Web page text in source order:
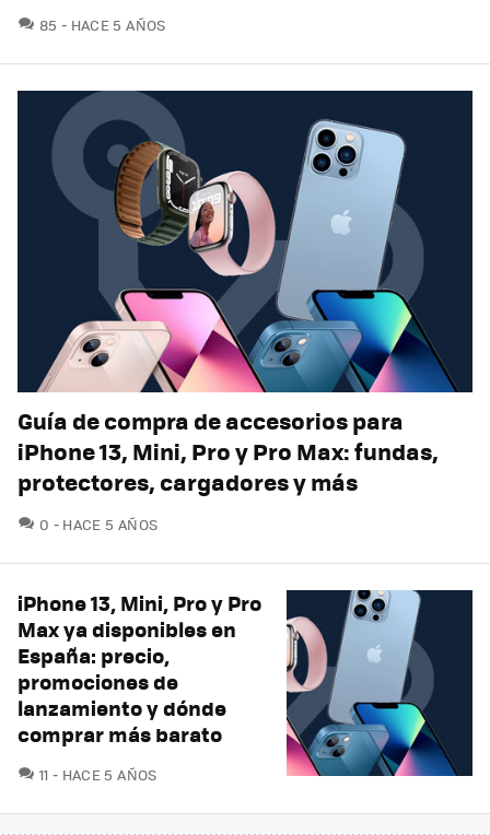
85 COMENTARIOS
HACE 5 AÑOS
Guía de compra de accesorios para
iPhone 13, Mini, Pro y Pro Max: fundas,
protectores, cargadores y más
0 COMENTARIOS
HACE 5 AÑOS
iPhone 13, Mini, Pro y Pro
Max ya disponibles en
España: precio,
promociones de
lanzamiento y dónde
comprar más barato
11 COMENTARIOS
HACE 5 AÑOS